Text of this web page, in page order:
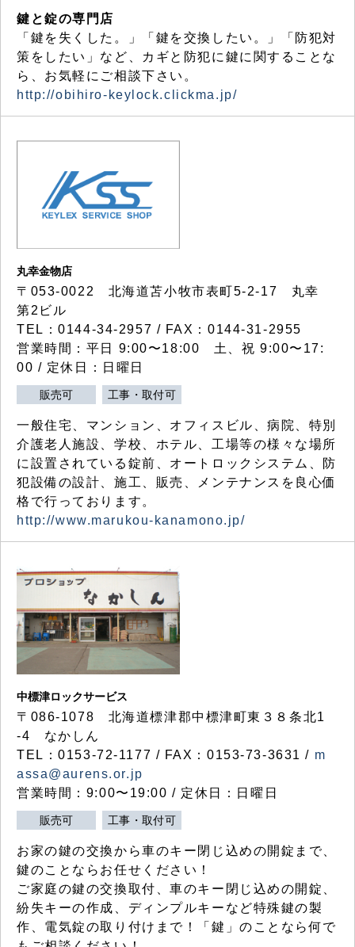
鍵と錠の専門店
「鍵を失くした。」「鍵を交換したい。」「防犯対
策をしたい」など、カギと防犯に鍵に関することな
ら、お気軽にご相談下さい。
http://obihiro-keylock.clickma.jp/
丸幸金物店
〒053-0022 北海道苫小牧市表町5-2-17 丸幸
第2ビル
TEL：0144-34-2957 / FAX：0144-31-2955
営業時間：平日 9:00〜18:00 土、祝 9:00〜17:
00 / 定休日：日曜日
販売可 工事・取付可
一般住宅、マンション、オフィスビル、病院、特別
介護老人施設、学校、ホテル、工場等の様々な場所
に設置されている錠前、オートロックシステム、防
犯設備の設計、施工、販売、メンテナンスを良心価
格で行っております。
http://www.marukou-kanamono.jp/
中標津ロックサービス
〒086-1078 北海道標津郡中標津町東３８条北1
-4 なかしん
TEL：0153-72-1177 / FAX：0153-73-3631 / m
assa@aurens.or.jp
営業時間：9:00〜19:00 / 定休日：日曜日
販売可 工事・取付可
お家の鍵の交換から車のキー閉じ込めの開錠まで、
鍵のことならお任せください！
ご家庭の鍵の交換取付、車のキー閉じ込めの開錠、
紛失キーの作成、ディンプルキーなど特殊鍵の製
作、電気錠の取り付けまで！「鍵」のことなら何で